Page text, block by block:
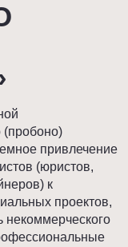
(пробоно)
привлечение
(юристов,
к
проектов,
некоммерческого